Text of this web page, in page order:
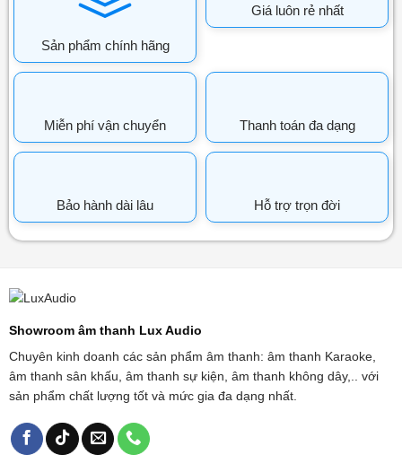
Sản phẩm chính hãng
Giá luôn rẻ nhất
Miễn phí vận chuyển Thanh toán đa dạng
Bảo hành dài lâu Hỗ trợ trọn đời
Showroom âm thanh Lux Audio
Chuyên kinh doanh các sản phẩm âm thanh: âm thanh Karaoke,
âm thanh sân khấu, âm thanh sự kiện, âm thanh không dây,.. với
sản phẩm chất lượng tốt và mức gia đa dạng nhất.